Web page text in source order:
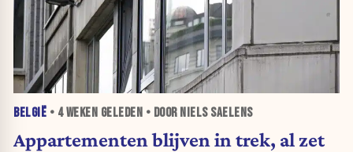
BELGIË • 4 WEKEN GELEDEN • DOOR NIELS SAELENS
Appartementen blijven in trek, al zet